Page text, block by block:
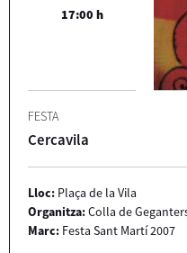
17:00 h
FESTA
Cercavila
Lloc: Plaça de la Vila
Organitza:Colla de
Marc: Festa Sant Martí 2007